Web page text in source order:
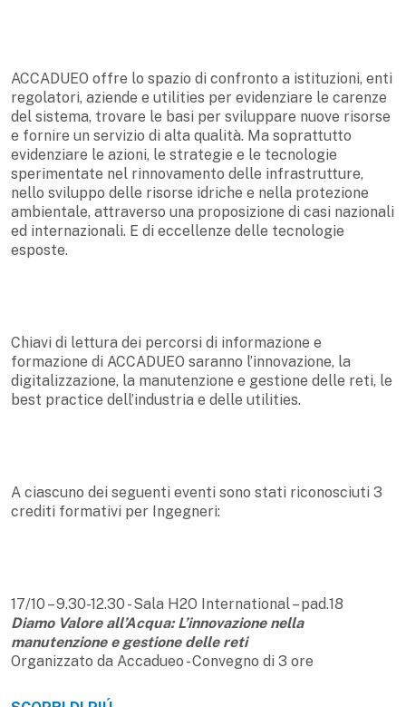
ACCADUEO offre lo spazio di confronto a istituzioni, enti
regolatori, aziende e utilities per evidenziare le carenze
del sistema, trovare le basi per sviluppare nuove risorse
e fornire un servizio di alta qualità. Ma soprattutto
evidenziare le azioni, le strategie e le tecnologie
sperimentate nel rinnovamento delle infrastrutture,
nello sviluppo delle risorse idriche e nella protezione
ambientale, attraverso una proposizione di casi nazionali
ed internazionali. E di eccellenze delle tecnologie
esposte.
Chiavi di lettura dei percorsi di informazione e
formazione di ACCADUEO saranno l’innovazione, la
digitalizzazione, la manutenzione e gestione delle reti, le
best practice dell’industria e delle utilities.
A ciascuno dei seguenti eventi sono stati riconosciuti 3
crediti formativi per Ingegneri:
17/10 – 9.30-12.30 - Sala H2O International – pad.18
Diamo Valore all’Acqua: L’innovazione nella
manutenzione e gestione delle reti
Organizzato da Accadueo - Convegno di 3 ore